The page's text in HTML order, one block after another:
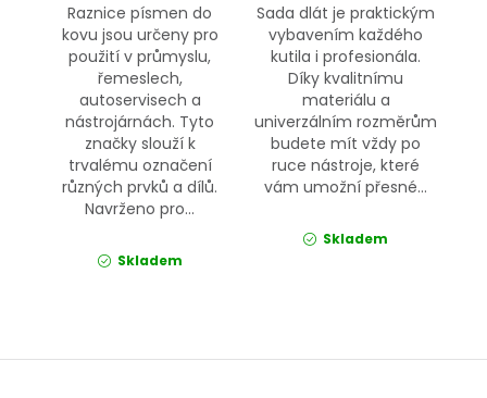
Raznice písmen do
kovu jsou určeny pro
použití v průmyslu,
řemeslech,
autoservisech a
nástrojárnách. Tyto
značky slouží k
trvalému označení
různých prvků a dílů.
Navrženo pro...
Skladem
Sada dlát je praktickým
vybavením každého
kutila i profesionála.
Díky kvalitnímu
materiálu a
univerzálním rozměrům
budete mít vždy po
ruce nástroje, které
vám umožní přesné...
Skladem